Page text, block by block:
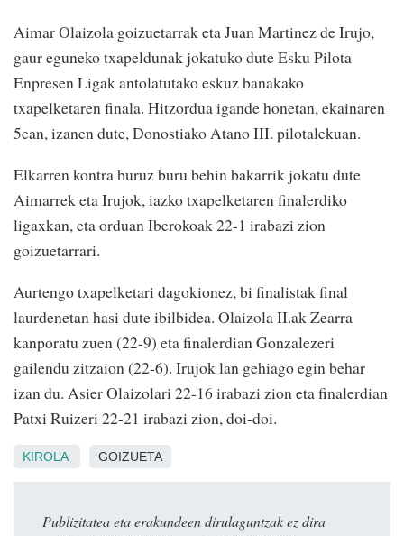
Aimar Olaizola goizuetarrak eta Juan Martinez de Irujo,
gaur eguneko txapeldunak jokatuko dute Esku Pilota
Enpresen Ligak antolatutako eskuz banakako
txapelketaren finala. Hitzordua igande honetan, ekainaren
5ean, izanen dute, Donostiako Atano III. pilotalekuan.
Elkarren kontra buruz buru behin bakarrik jokatu dute
Aimarrek eta Irujok, iazko txapelketaren finalerdiko
ligaxkan, eta orduan Iberokoak 22-1 irabazi zion
goizuetarrari.
Aurtengo txapelketari dagokionez, bi finalistak final
laurdenetan hasi dute ibilbidea. Olaizola II.ak Zearra
kanporatu zuen (22-9) eta finalerdian Gonzalezeri
gailendu zitzaion (22-6). Irujok lan gehiago egin behar
izan du. Asier Olaizolari 22-16 irabazi zion eta finalerdian
Patxi Ruizeri 22-21 irabazi zion, doi-doi.
KIROLA GOIZUETA
Publizitatea eta erakundeen dirulaguntzak ez dira